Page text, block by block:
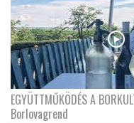
EGYÜTTMŰKÖDÉS A
Borlovagrend